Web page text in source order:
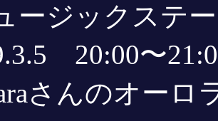
ージックステ
20:00〜
さんのオーロ